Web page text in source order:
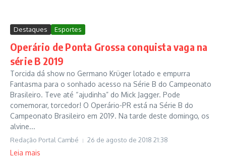
Destaques Esportes
Operário de Ponta Grossa conquista vaga na
série B 2019
Torcida dá show no Germano Krüger lotado e empurra
Fantasma para o sonhado acesso na Série B do Campeonato
Brasileiro. Teve até “ajudinha” do Mick Jagger. Pode
comemorar, torcedor! O Operário-PR está na Série B do
Campeonato Brasileiro em 2019. Na tarde deste domingo, os
alvine...
Redação Portal Cambé 26 de agosto de 2018 21:38
Leia mais